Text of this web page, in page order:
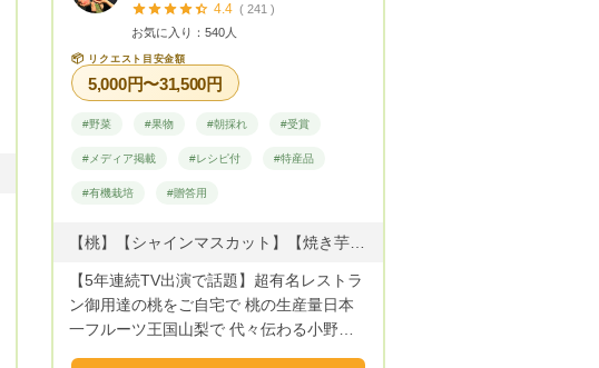
4.4 ( 241 )
お気に入り：540人
📦 リクエスト目安金額
5,000円〜31,500円
#野菜 #果物 #朝採れ #受賞
#メディア掲載 #レシピ付 #特産品
#有機栽培 #贈答用
【5年連続TV出演で話題】超有名レストラ
ン御用達の桃をご自宅で 桃の生産量日本
一フルーツ王国山梨で 代々伝わる小野桃